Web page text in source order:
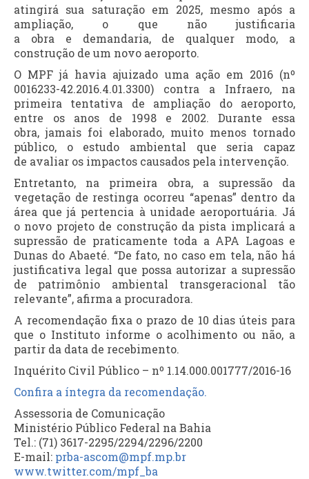
atingirá sua saturação em 2025, mesmo após a
ampliação, o que não justificaria
a obra e demandaria, de qualquer modo, a
construção de um novo aeroporto.
O MPF já havia ajuizado uma ação em 2016 (nº
0016233-42.2016.4.01.3300) contra a Infraero, na
primeira tentativa de ampliação do aeroporto,
entre os anos de 1998 e 2002. Durante essa
obra, jamais foi elaborado, muito menos tornado
público, o estudo ambiental que seria capaz
de avaliar os impactos causados pela intervenção.
Entretanto, na primeira obra, a supressão da
vegetação de restinga ocorreu “apenas” dentro da
área que já pertencia à unidade aeroportuária. Já
o novo projeto de construção da pista implicará a
supressão de praticamente toda a APA Lagoas e
Dunas do Abaeté. “De fato, no caso em tela, não há
justificativa legal que possa autorizar a supressão
de patrimônio ambiental transgeracional tão
relevante”, afirma a procuradora.
A recomendação fixa o prazo de 10 dias úteis para
que o Instituto informe o acolhimento ou não, a
partir da data de recebimento.
Inquérito Civil Público – nº 1.14.000.001777/2016-16
Confira a íntegra da recomendação.
Assessoria de Comunicação
Ministério Público Federal na Bahia
Tel.: (71) 3617-2295/2294/2296/2200
E-mail: prba-ascom@mpf.mp.br
www.twitter.com/mpf_ba